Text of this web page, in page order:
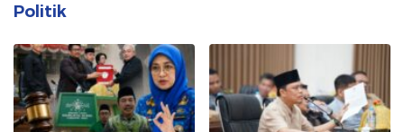
Politik